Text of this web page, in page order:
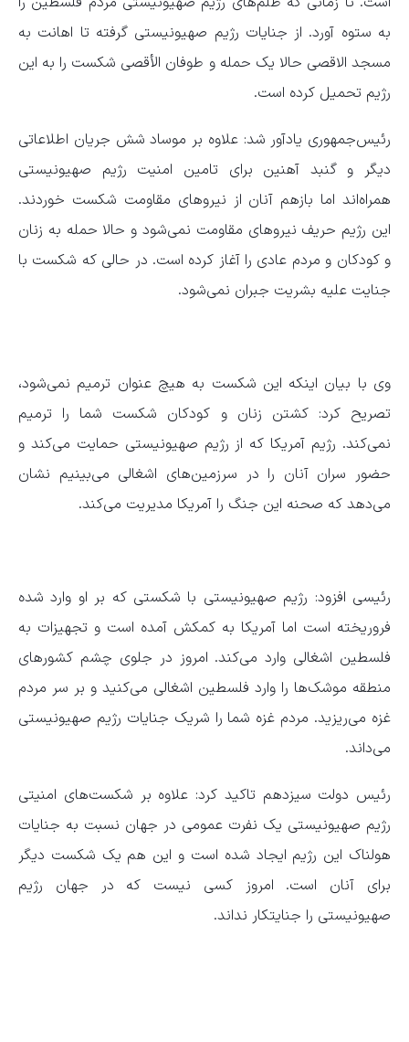
به ستوه آورد. از جنایات رژیم صهیونیستی گرفته تا اهانت به
مسجد الاقصی حالا یک حمله و طوفان الأقصی شکست را به این
رژیم تحمیل کرده است.
رئیس‌جمهوری یادآور شد: علاوه بر موساد شش جریان اطلاعاتی
دیگر و گنبد آهنین برای تامین امنیت رژیم صهیونیستی
همراه‌اند اما بازهم آنان از نیروهای مقاومت شکست خوردند.
این رژیم حریف نیروهای مقاومت نمی‌شود و حالا حمله به زنان
و کودکان و مردم عادی را آغاز کرده است. در حالی که شکست با
جنایت علیه بشریت جبران نمی‌شود.
وی با بیان اینکه این شکست به هیچ عنوان ترمیم نمی‌شود،
تصریح کرد: کشتن زنان و کودکان شکست شما را ترمیم
نمی‌کند. رژیم آمریکا که از رژیم صهیونیستی حمایت می‌کند و
حضور سران آنان را در سرزمین‌های اشغالی می‌بینیم نشان
می‌دهد که صحنه این جنگ را آمریکا مدیریت می‌کند.
رئیسی افزود: رژیم صهیونیستی با شکستی که بر او وارد شده
فروریخته است اما آمریکا به کمکش آمده است و تجهیزات به
فلسطین اشغالی وارد می‌کند. امروز در جلوی چشم کشورهای
منطقه موشک‌ها را وارد فلسطین اشغالی می‌کنید و بر سر مردم
غزه می‌ریزید. مردم غزه شما را شریک جنایات رژیم صهیونیستی
می‌داند.
رئیس دولت سیزدهم تاکید کرد: علاوه بر شکست‌های امنیتی
رژیم صهیونیستی یک نفرت عمومی در جهان نسبت به جنایات
هولناک این رژیم ایجاد شده است و این هم یک شکست دیگر
برای آنان است. امروز کسی نیست که در جهان رژیم
صهیونیستی را جنایتکار نداند.